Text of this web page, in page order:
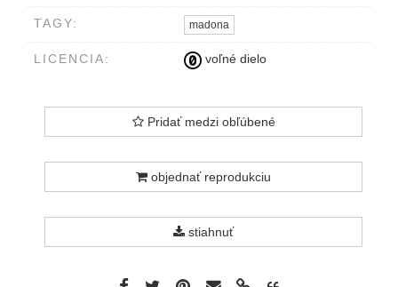
TAGY: madona
LICENCIA: voľné dielo
Pridať medzi obľúbené
objednať reprodukciu
stiahnuť